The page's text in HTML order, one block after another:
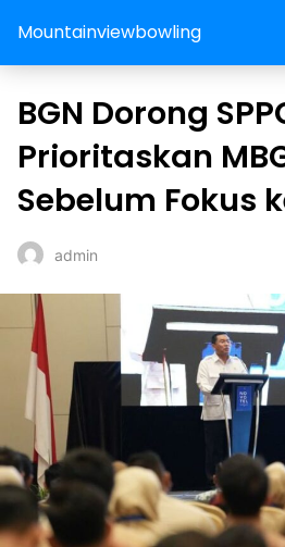
Mountainviewbowling
BGN Dorong
Prioritaskan
Sebelum Fokus
admin